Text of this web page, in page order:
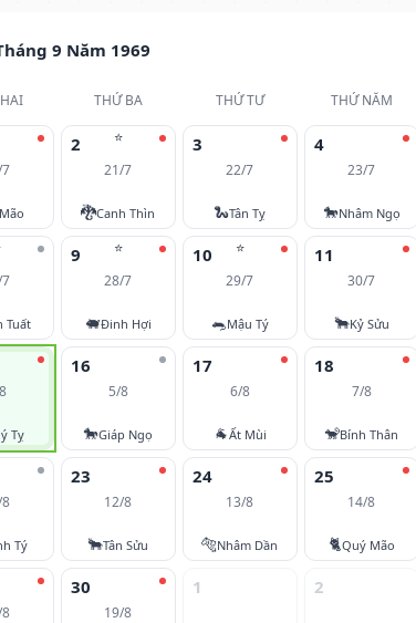
9 Năm 1969
THỨ BA THỨ TƯ THỨ NĂM
⭐
2
21/7
🐉Canh Thìn
3
22/7
🐍Tân Tỵ
4
23/7
🐎Nhâm Ngọ
Tuất
⭐
9
28/7
🐖Đinh Hợi
⭐
10
29/7
🐀Mậu Tý
11
30/7
🐂Kỷ Sửu
Tỵ
16
5/8
🐎Giáp Ngọ
17
6/8
🐐Ất Mùi
18
7/8
🐒Bính Thân
Tý
23
12/8
🐂Tân Sửu
24
13/8
🐅Nhâm Dần
25
14/8
🐈Quý Mão
30
19/8
1 2